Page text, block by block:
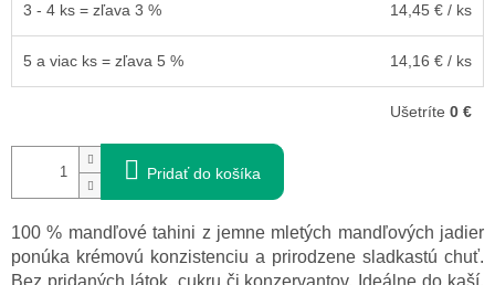
3 - 4 ks = zľava 3 % 14,45 € / ks
5 a viac ks = zľava 5 % 14,16 € / ks
Ušetríte 0 €
Pridať do košíka
100 % mandľové tahini z jemne mletých mandľových jadier
ponúka krémovú konzistenciu a prirodzene sladkastú chuť.